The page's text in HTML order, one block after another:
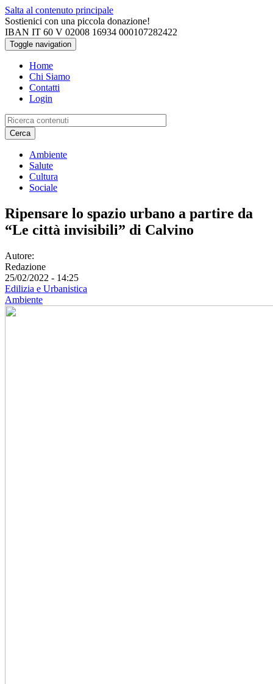
Salta al contenuto principale
Sostienici con una piccola donazione!
IBAN IT 60 V 02008 16934 000107282422
Toggle navigation
Home
Chi Siamo
Contatti
Login
Cerca
Ambiente
Salute
Cultura
Sociale
Ripensare lo spazio urbano a partire da
“Le città invisibili” di Calvino
Autore:
Redazione
25/02/2022 - 14:25
Edilizia e Urbanistica
Ambiente